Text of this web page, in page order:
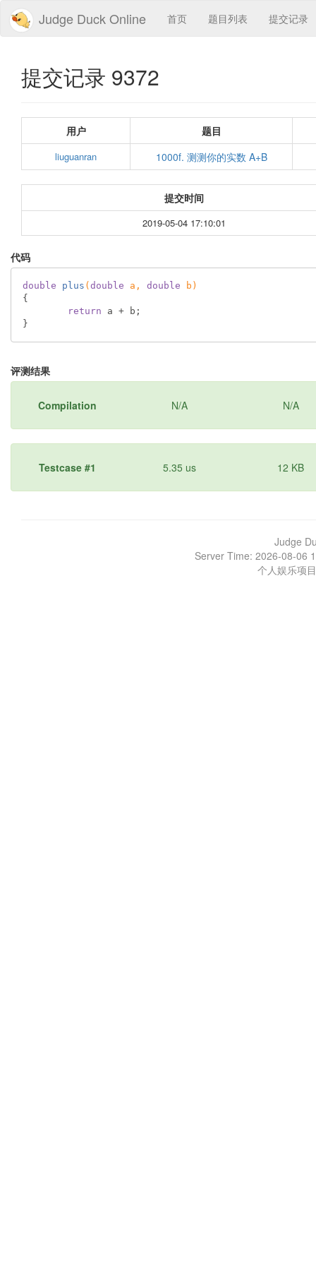
Judge Duck Online 首页 题目列表 提交记录
提交记录 9372
用户 题目
liuguanran 1000f. 测测你的实数 A+B
提交时间
2019-05-04 17:10:01
代码
double plus ( double a, double b)
{
return a + b;
评测结果
Compilation N/A N/A
Testcase #1 5.35 us 12 KB
Judge
Server Time: 2026-08-06
个人娱乐项